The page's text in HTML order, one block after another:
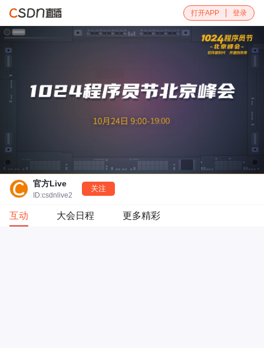
打开APP 登录
官方Live
ID:csdnlive2
关注
互动 大会日程 更多精彩